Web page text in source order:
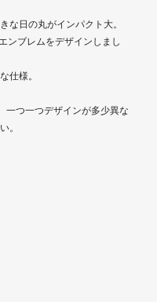
な日の丸がインパクト大。
ンブレムをデザインしまし
仕様。
一つ一つデザインが多少異な
。